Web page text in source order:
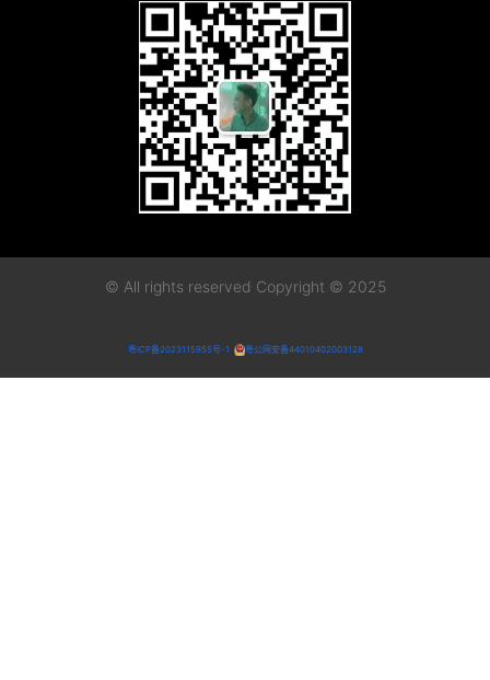
© All rights reserved Copyright © 2025
粤ICP备2023115955号-1 粤公网安备44010402003128